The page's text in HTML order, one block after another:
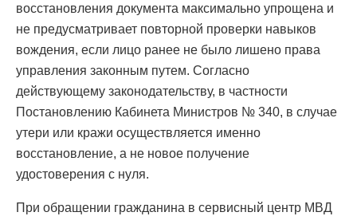
восстановления документа максимально упрощена и
не предусматривает повторной проверки навыков
вождения, если лицо ранее не было лишено права
управления законным путем. Согласно
действующему законодательству, в частности
Постановлению Кабинета Министров № 340, в случае
утери или кражи осуществляется именно
восстановление, а не новое получение
удостоверения с нуля.
При обращении гражданина в сервисный центр МВД